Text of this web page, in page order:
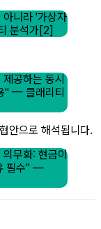
니라 '가상자
분석가[2]
공하는 동시
" — 클래리티
안으로 해석됩니다.
무화: 현금이
필수" —